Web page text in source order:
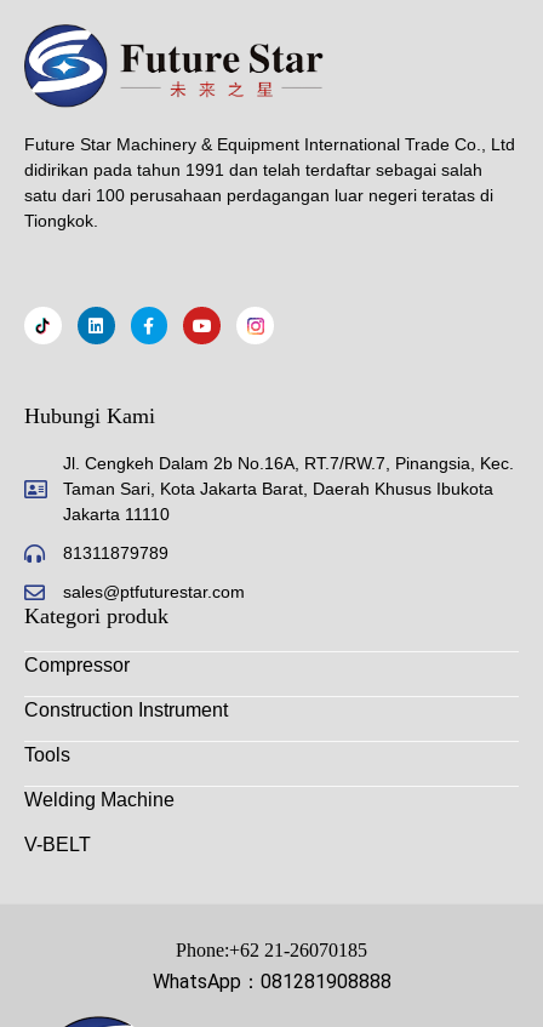
Future Star Machinery & Equipment International Trade Co., Ltd
didirikan pada tahun 1991 dan telah terdaftar sebagai salah
satu dari 100 perusahaan perdagangan luar negeri teratas di
Tiongkok.
Hubungi Kami
Jl. Cengkeh Dalam 2b No.16A, RT.7/RW.7, Pinangsia, Kec.
Taman Sari, Kota Jakarta Barat, Daerah Khusus Ibukota
Jakarta 11110
81311879789
sales@ptfuturestar.com
Kategori produk
Compressor
Construction Instrument
Tools
Welding Machine
V-BELT
Phone:+62 21-26070185
WhatsApp：081281908888